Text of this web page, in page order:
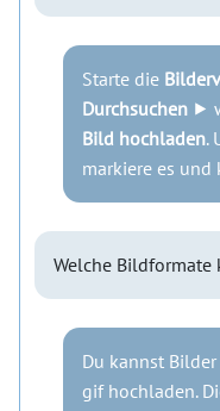
Starte die
Durchsuchen ⯈
Bild hochladen.
markiere es
Welche Bildformate
Du kannst
gif hochladen.